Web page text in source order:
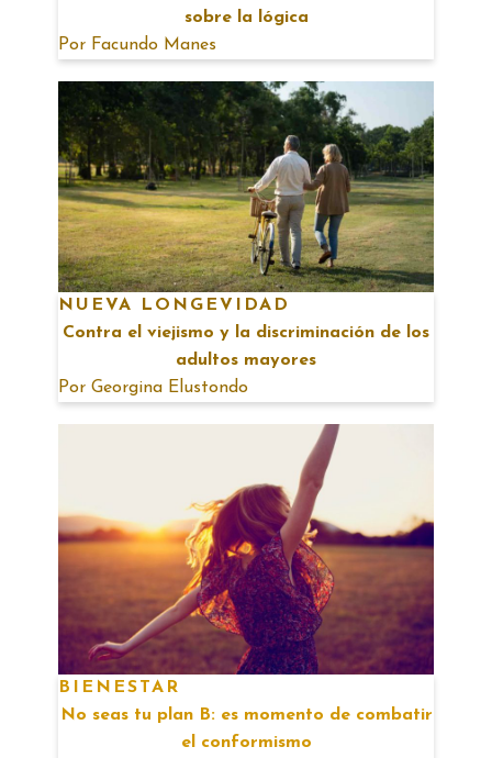
sobre la lógica
Por Facundo Manes
NUEVA LONGEVIDAD
Contra el viejismo y la discriminación de los
adultos mayores
Por Georgina Elustondo
BIENESTAR
No seas tu plan B: es momento de combatir
el conformismo